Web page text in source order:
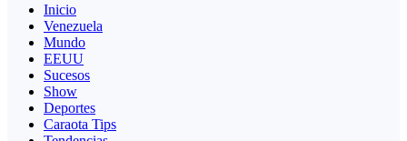
Inicio
Venezuela
Mundo
EEUU
Sucesos
Show
Deportes
Caraota Tips